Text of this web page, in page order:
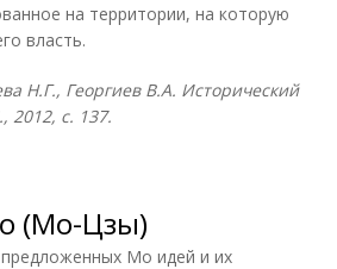
на территории, на которую
власть.
Н.Г., Георгиев В.А. Исторический
2012, с. 137.
(Мо-Цзы)
Мо идей и их